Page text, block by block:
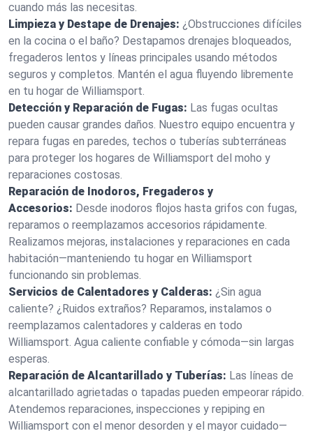
cuando más las necesitas.
Limpieza y Destape de Drenajes: ¿Obstrucciones difíciles
en la cocina o el baño? Destapamos drenajes bloqueados,
fregaderos lentos y líneas principales usando métodos
seguros y completos. Mantén el agua fluyendo libremente
en tu hogar de Williamsport.
Detección y Reparación de Fugas: Las fugas ocultas
pueden causar grandes daños. Nuestro equipo encuentra y
repara fugas en paredes, techos o tuberías subterráneas
para proteger los hogares de Williamsport del moho y
reparaciones costosas.
Reparación de Inodoros, Fregaderos y
Accesorios: Desde inodoros flojos hasta grifos con fugas,
reparamos o reemplazamos accesorios rápidamente.
Realizamos mejoras, instalaciones y reparaciones en cada
habitación—manteniendo tu hogar en Williamsport
funcionando sin problemas.
Servicios de Calentadores y Calderas: ¿Sin agua
caliente? ¿Ruidos extraños? Reparamos, instalamos o
reemplazamos calentadores y calderas en todo
Williamsport. Agua caliente confiable y cómoda—sin largas
esperas.
Reparación de Alcantarillado y Tuberías: Las líneas de
alcantarillado agrietadas o tapadas pueden empeorar rápido.
Atendemos reparaciones, inspecciones y repiping en
Williamsport con el menor desorden y el mayor cuidado—